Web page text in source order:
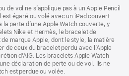
de vol ne s’applique pas à un Apple Pencil
est égaré ou volé avec un iPad couvert.
la perte d’une Apple Watch couverte, y
Nike et Hermès, le bracelet de
marque Apple, dont le style, la matière
de ceux du bracelet perdu avec l’Apple
d’AIG. Les bracelets Apple Watch
déclaration de perte ou de vol. Ils ne
est perdue ou volée.